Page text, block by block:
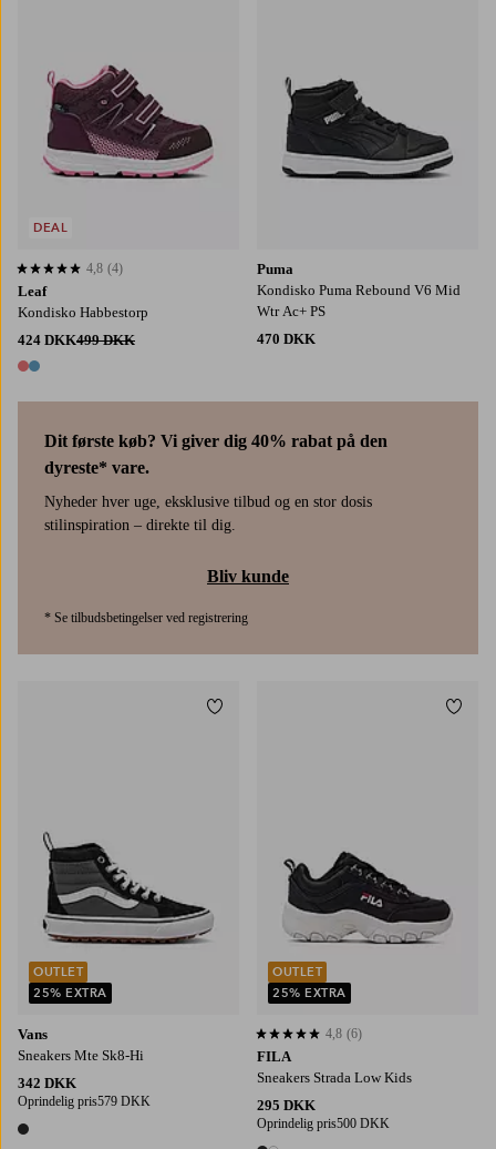
Leaf
Kondisko Habbestorp
424 DKK499 DKK
2 farver
4,8 baseret på 4 bedømmelser
4,8 (4)
DEAL
Puma
Kondisko Puma Rebound V6 Mid
Wtr Ac+ PS
470 DKK
Dit første køb? Vi giver dig 40% rabat på den
dyreste* vare.
Nyheder hver uge, eksklusive tilbud og en stor dosis
stilinspiration – direkte til dig.
Bliv kunde
* Se tilbudsbetingelser ved registrering
Vans
Sneakers Mte Sk8-Hi
342 DKK
Oprindelig pris579 DKK
1 farve
OUTLET
25% EXTRA
Tilføj til favoritter
FILA
Sneakers Strada Low Kids
295 DKK
Oprindelig pris500 DKK
4,8 baseret på 6 bedømmelser
4,8 (6)
OUTLET
25% EXTRA